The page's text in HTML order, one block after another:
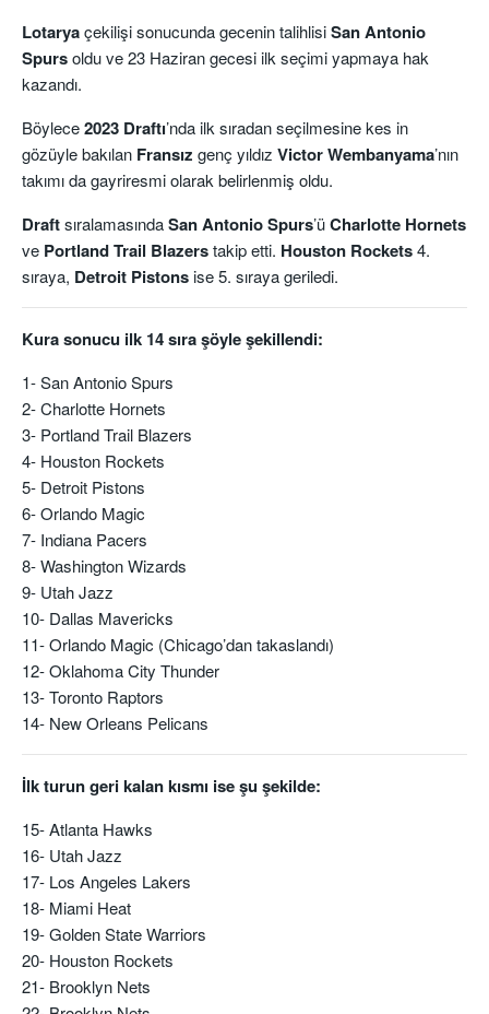
Lotaryaçekilişi sonucunda gecenin talihlisiSan Antonio
Spursoldu ve 23 Haziran gecesi ilk seçimi yapmaya hak
kazandı.
Böylece2023 Draftı’nda ilk sıradan seçilmesine kes in
gözüyle bakılan Fransız genç yıldız Victor Wembanyama’nın
takımı da gayriresmi olarak belirlenmiş oldu.
DraftsıralamasındaSan Antonio Spurs’üCharlotte Hornets
ve Portland Trail Blazerstakip etti. Houston Rockets4.
sıraya, Detroit Pistonsise 5. sıraya geriledi.
Kura sonucu ilk 14 sıra şöyle şekillendi:
1- San Antonio Spurs
2- Charlotte Hornets
3- Portland Trail Blazers
4- Houston Rockets
5- Detroit Pistons
6- Orlando Magic
7- Indiana Pacers
8- Washington Wizards
9- Utah Jazz
10- Dallas Mavericks
11- Orlando Magic (Chicago’dan takaslandı)
12- Oklahoma City Thunder
13- Toronto Raptors
14- New Orleans Pelicans
İlk turun geri kalan kısmı ise şu şekilde:
15- Atlanta Hawks
16- Utah Jazz
17- Los Angeles Lakers
18- Miami Heat
19- Golden State Warriors
20- Houston Rockets
21- Brooklyn Nets